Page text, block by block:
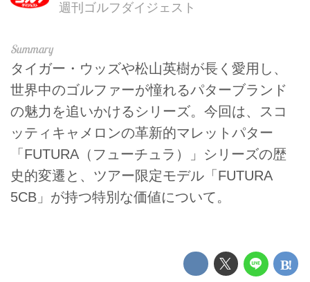
週刊ゴルフダイジェスト
タイガー・ウッズや松山英樹が長く愛用し、
世界中のゴルファーが憧れるパターブランド
の魅力を追いかけるシリーズ。今回は、スコ
ッティキャメロンの革新的マレットパター
「FUTURA（フューチュラ）」シリーズの歴
史的変遷と、ツアー限定モデル「FUTURA
5CB」が持つ特別な価値について。